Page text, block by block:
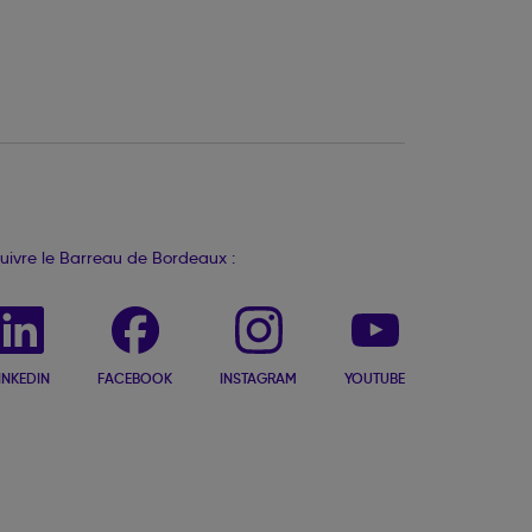
le Barreau de Bordeaux :
FACEBOOK INSTAGRAM YOUTUBE